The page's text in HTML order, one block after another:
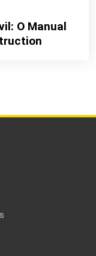
O Manual